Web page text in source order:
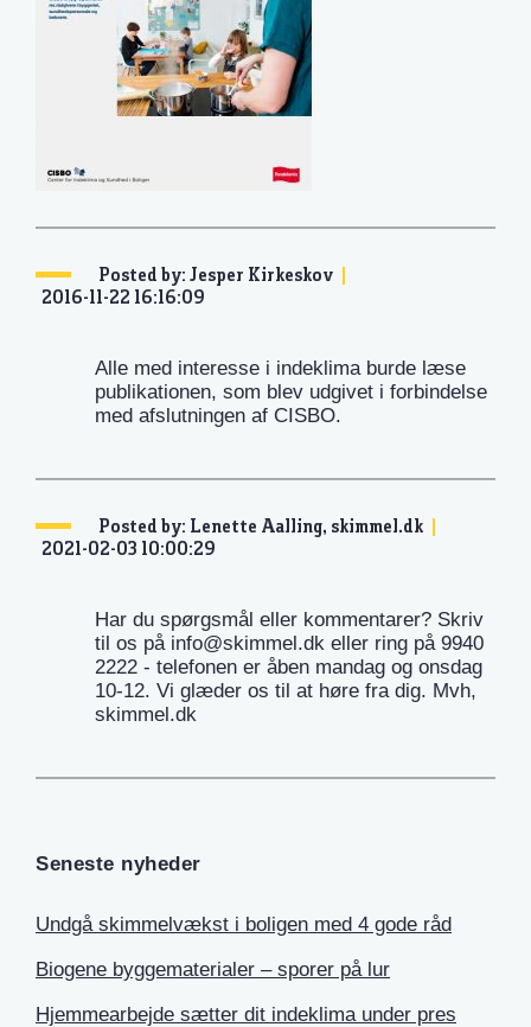
Posted by: Jesper Kirkeskov
2016-11-22 16:16:09
Alle med interesse i indeklima burde læse
publikationen, som blev udgivet i forbindelse
med afslutningen af CISBO.
Posted by: Lenette Aalling, skimmel.dk
2021-02-03 10:00:29
Har du spørgsmål eller kommentarer? Skriv
til os på info@skimmel.dk eller ring på 9940
2222 - telefonen er åben mandag og onsdag
10-12. Vi glæder os til at høre fra dig. Mvh,
skimmel.dk
Seneste nyheder
Undgå skimmelvækst i boligen med 4 gode råd
Biogene byggematerialer – sporer på lur
Hjemmearbejde sætter dit indeklima under pres